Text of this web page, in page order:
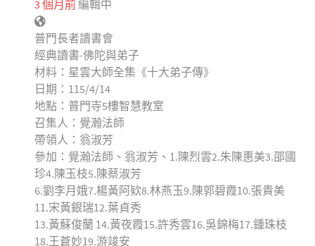
3 個月前編輯中
普門長者讀書會
經典讀書-佛陀與弟子
材料：星雲大師全集《十大弟子傳》
日期：115/4/14
地點：普門寺5樓智慧教室
召集人：覺瀚法師
帶領人：翁淑芳
參加：覺瀚法師、翁淑芳、1.陳烈雲2.朱陳惠美3.邵國
珍4.陳玉枝5.陳蔡淑芳
6.劉李月娥7.楊黃阿欵8.林燕玉9.陳郭碧霞10.張貴美
11.宋黃銀瑞12.葉貞秀
13.黃蘇俊蘭 14.黃夜霞15.許秀雲16.吳錦梅17.鍾珠枝
18.王蒼妙19.游竣安